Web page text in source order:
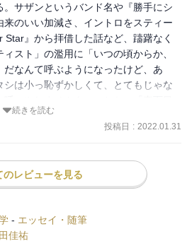
サザンというバンド名や『勝手にシ
のいい加減さ、イントロをスティー
』から拝借した話など、躊躇なく
スト」の濫用に「いつの頃からか、
なんて呼ぶようになったけど、あ
は小っ恥ずかしくて、とてもじゃな
タレントほど、つまらないモノは無
「人の道」で武装しないと、芸事も
。読みながら列挙された楽曲をもう一
。
続きを読む
投稿日 : 2022.01.31
のレビューを見る
- エッセイ・随筆
佳祐